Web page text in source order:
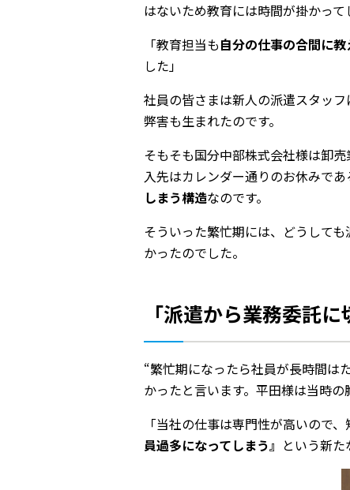
はないため教育には時間が掛かっ
「教育担当も自分の仕事の合間に
した」
社員の皆さまは新人の派遣スタッ
弊害も生まれたのです。
そもそも国分中部株式会社様は卸
入先はカレンダー通りのお休みで
しまう構造なのです。
そういった繁忙期には、どうして
かったのでした。
「派遣から業務委託
“繁忙期になったら社員が長時間は
かったと言います。平田様は当時の
「当社の仕事は専門性が高いので
員過多になってしまう』 という新た